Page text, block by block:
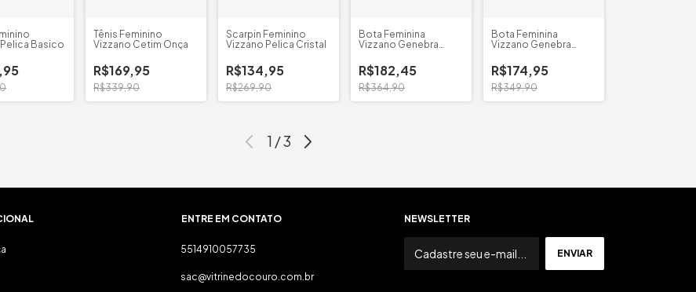
Basico
Tênis Feminino
Vizzano Cetim Onça
R$169,95
R$339,90
Scarpin Feminino
Vizzano Pelica Cristal
R$134,95
R$269,90
Bota Feminina
Vizzano Genebra
R$182,45
R$364,90
Bota Feminina
Vizzano Genebra
R$174,95
R$349,90
1 /3
ENTRE EM CONTATO
5514910057735
sac@vitrinedocouro.com.br
NEWSLETTER